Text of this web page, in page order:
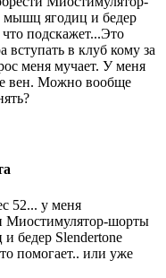
ягодиц и бедер
подскажет...Это
вступать в клуб кому за
меня мучает. У меня
вен. Можно вообще
52... у меня
Миостимулятор-шорты
бедер Slendertone
помогает.. или уже